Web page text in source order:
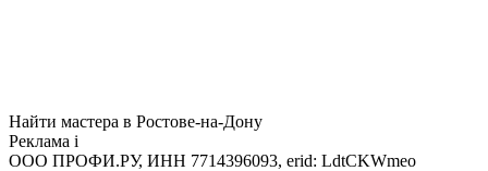
Найти мастера в Ростове-на-Дону
Реклама i
ООО ПРОФИ.РУ, ИНН 7714396093, erid: LdtCKWmeo